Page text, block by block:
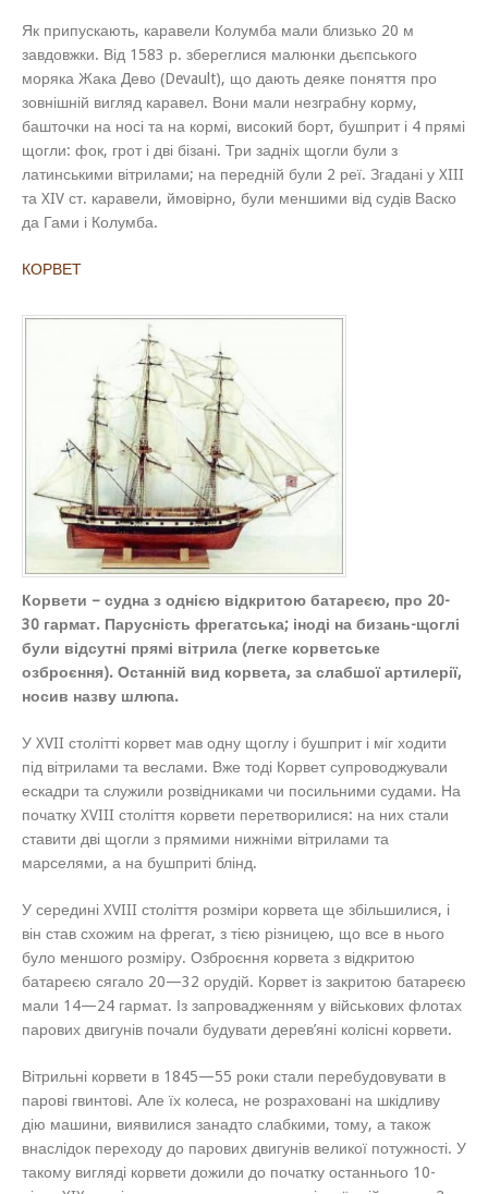
Як припускають, каравели Колумба мали близько 20 м
завдовжки. Від 1583 р. збереглися малюнки дьєпського
моряка Жака Дево (Devault), що дають деяке поняття про
зовнішній вигляд каравел. Вони мали незграбну корму,
башточки на носі та на кормі, високий борт, бушприт і 4 прямі
щогли: фок, грот і дві бізані. Три задніх щогли були з
латинськими вітрилами; на передній були 2 реї. Згадані у XIII
та XIV ст. каравели, ймовірно, були меншими від судів Васко
да Гами і Колумба.
КОРВЕТ
Корвети – судна з однією відкритою батареєю, про 20-
30 гармат. Парусність фрегатська; іноді на бизань-щоглі
були відсутні прямі вітрила (легке корветське
озброєння). Останній вид корвета, за слабшої артилерії,
носив назву шлюпа.
У XVII столітті корвет мав одну щоглу і бушприт і міг ходити
під вітрилами та веслами. Вже тоді Корвет супроводжували
ескадри та служили розвідниками чи посильними судами. На
початку XVIII століття корвети перетворилися: на них стали
ставити дві щогли з прямими нижніми вітрилами та
марселями, а на бушприті блінд.
У середині XVIII століття розміри корвета ще збільшилися, і
він став схожим на фрегат, з тією різницею, що все в нього
було меншого розміру. Озброєння корвета з відкритою
батареєю сягало 20—32 орудій. Корвет із закритою батареєю
мали 14—24 гармат. Із запровадженням у військових флотах
парових двигунів почали будувати дерев’яні колісні корвети.
Вітрильні корвети в 1845—55 роки стали перебудовувати в
парові гвинтові. Але їх колеса, не розраховані на шкідливу
дію машини, виявилися занадто слабкими, тому, а також
внаслідок переходу до парових двигунів великої потужності. У
такому вигляді корвети дожили до початку останнього 10-